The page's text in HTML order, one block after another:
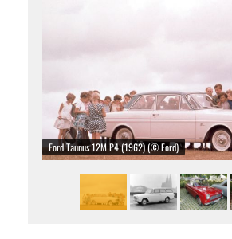
Ford Taunus 12M P4 (1962) (© Ford)